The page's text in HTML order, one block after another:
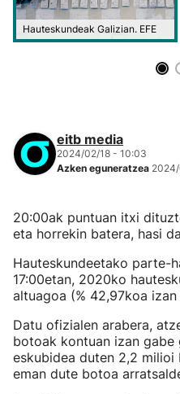
Hauteskundeak Galizian. EFE
eitb media
2024/02/18 - 10:03
Azken eguneratzea
20:00ak puntuan itxi
eta horrekin batera, hasi
Hauteskundeetako parte-
17:00etan, 2020ko
altuagoa (% 42,97koa
Datu ofizialen arabera,
botoak kontuan izan
eskubidea duten 2,2 milioi
eman dute botoa